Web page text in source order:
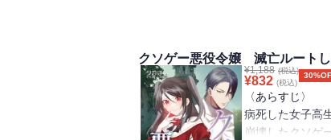
書籍版特典SS
赤の他人のオッサン（ディッツ視点）
クソゲー攻略中（小夜子視点）
炎刃と白百合（ユリウス視点）
クソゲー悪役令嬢 滅亡ルートし
¥1,188 (税込)
¥832 (税込)
〈あらすじ〉
病死した女子高
崩壊したクソゲ